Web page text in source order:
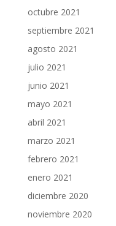
octubre 2021
septiembre 2021
agosto 2021
julio 2021
junio 2021
mayo 2021
abril 2021
marzo 2021
febrero 2021
enero 2021
diciembre 2020
noviembre 2020